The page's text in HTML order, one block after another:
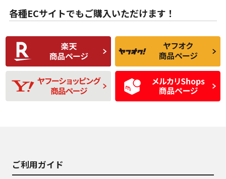
な中古品
んどない中古品
C
比較的きれいな中古
品
C
られるが、使用に問
題のない中古品
D
使用感や目立つ傷が
あり、一般的な中古
品
D
残り溝も少なく、偏
磨耗がみられ、短期
間使用できるくらい
の中古品
各種ECサイトでもご購入いただけます！
ご利用ガイド